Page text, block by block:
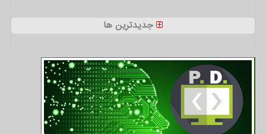
جدیدترین ها